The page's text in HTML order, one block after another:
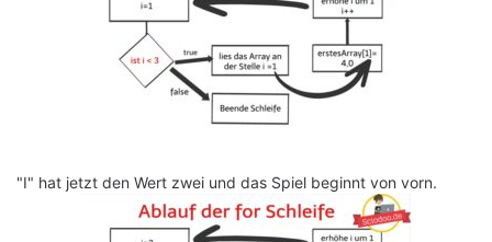
"I" hat jetzt den Wert zwei und das Spiel beginnt von vorn.